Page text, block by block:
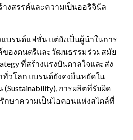
งสรรค์และความเป็นออริจินัล
แบรนด์แฟชั่น แต่ยังเป็นผู้นำในการ
ของดนตรีและวัฒนธรรมร่วมสมัย
ที่สร้างแรงบันดาลใจและส่ง
วโลก แบรนด์ยังคงยืนหยัดใน
การผลิตที่รับผิด
กษาความเป็นไอคอนแห่งสไตล์ที่